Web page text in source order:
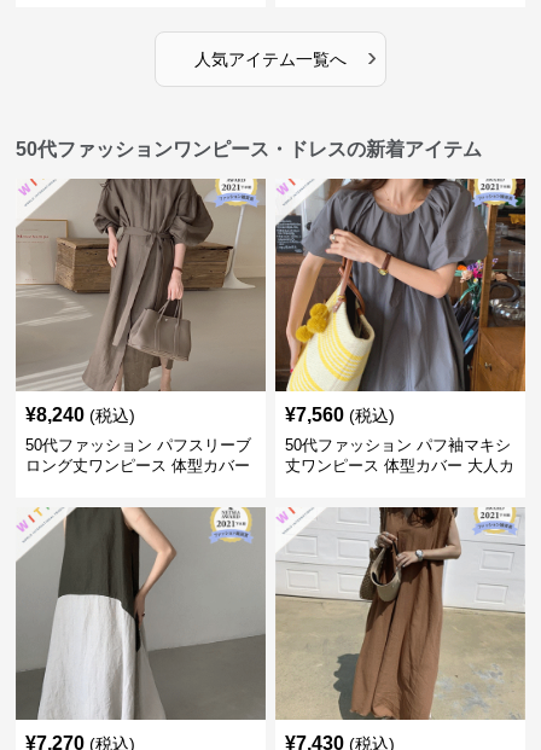
人気アイテム一覧へ ›
50代ファッションワンピース・ドレスの新着アイテム
¥8,240 (税込)
50代ファッション パフスリーブ
ロング丈ワンピース 体型カバー
¥7,560 (税込)
50代ファッション パフ袖マキシ
丈ワンピース 体型カバー 大人カ
¥7,270 (税込) ¥7,430 (税込)